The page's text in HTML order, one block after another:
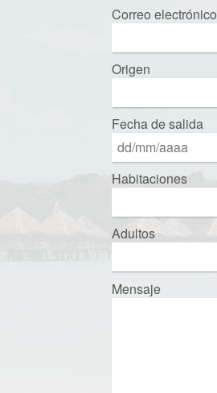
Correo electrónico
Origen
Fecha de salida
Habitaciones
Adultos
Mensaje